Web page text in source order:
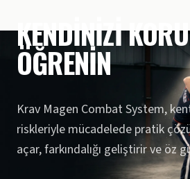
KENDINIZI
ÖĞRENIN
Krav Magen Combat System,
riskleriyle mücadelede pratik
açar, farkındalığı geliştirir ve öz